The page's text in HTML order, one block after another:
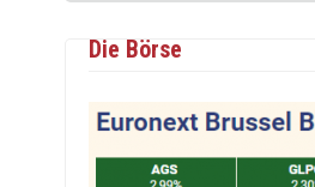
Die Börse